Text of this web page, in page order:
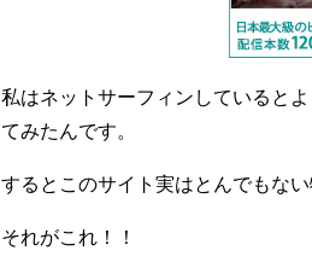
私はネットサーフィンしていると
てみたんです。
するとこのサイト実はとんでもな
それがこれ！！